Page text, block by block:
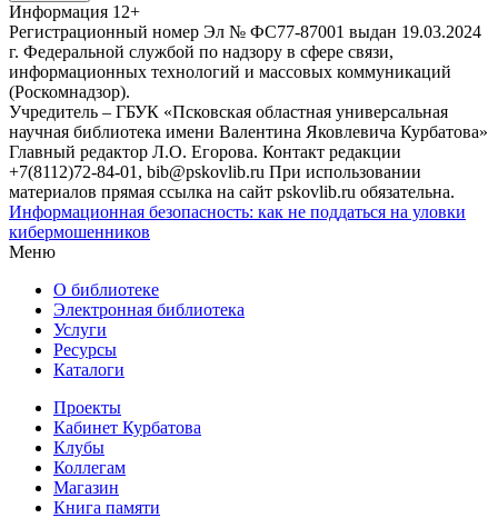
Информация 12+
Регистрационный номер Эл № ФС77-87001 выдан 19.03.2024
г. Федеральной службой по надзору в сфере связи,
информационных технологий и массовых коммуникаций
(Роскомнадзор).
Учредитель – ГБУК «Псковская областная универсальная
научная библиотека имени Валентина Яковлевича Курбатова»
Главный редактор Л.О. Егорова. Контакт редакции
+7(8112)72-84-01, bib@pskovlib.ru При использовании
материалов прямая ссылка на сайт pskovlib.ru обязательна.
Информационная безопасность: как не поддаться на уловки
кибермошенников
Меню
О библиотеке
Электронная библиотека
Услуги
Ресурсы
Каталоги
Проекты
Кабинет Курбатова
Клубы
Коллегам
Магазин
Книга памяти